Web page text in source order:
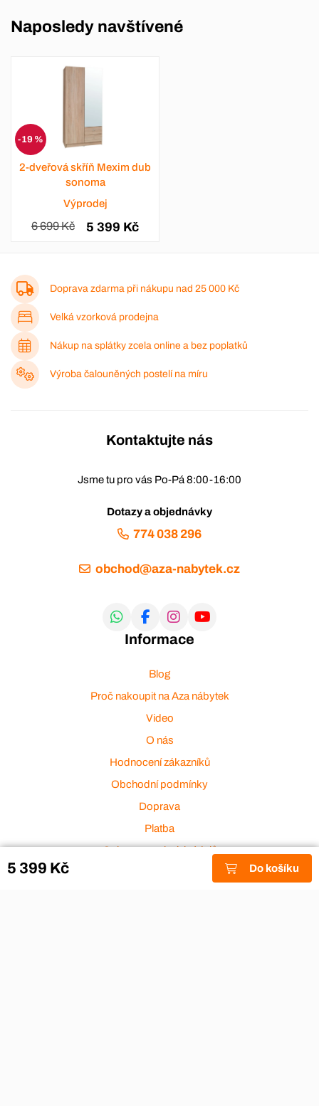
5 399 Kč Do košíku
Naposledy navštívené
-19 %
2-dveřová skříň Mexim dub
sonoma
Výprodej
6 699 Kč 5 399 Kč
Doprava zdarma při nákupu nad 25 000 Kč
Velká vzorková prodejna
Nákup na splátky zcela online a bez poplatků
Výroba čalouněných postelí na míru
Kontaktujte nás
Jsme tu pro vás Po-Pá 8:00-16:00
Dotazy a objednávky
774 038 296
obchod@aza-nabytek.cz
Informace
Blog
Proč nakoupit na Aza nábytek
Video
O nás
Hodnocení zákazníků
Obchodní podmínky
Doprava
Platba
Ochrana osobních údajů